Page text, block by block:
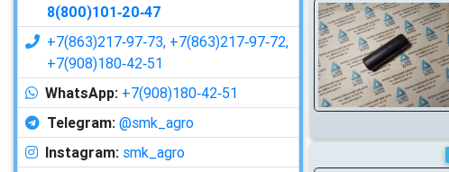
8(800)101‑20‑47
+7(863)217‑97‑73, +7(863)217‑97‑72,
+7(908)180‑42‑51
WhatsApp: +7(908)180‑42‑51
Telegram: @smk_agro
Instagram: smk_agro